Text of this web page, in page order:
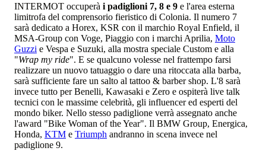
INTERMOT occuperà i padiglioni 7, 8 e 9 e l'area esterna
limitrofa del comprensorio fieristico di Colonia. Il numero 7
sarà dedicato a Horex, KSR con il marchio Royal Enfield, il
MSA-Group con Voge, Piaggio con i marchi Aprilia, Moto
Guzzi e Vespa e Suzuki, alla mostra speciale Custom e alla
"Wrap my ride". E se qualcuno volesse nel frattempo farsi
realizzare un nuovo tatuaggio o dare una ritoccata alla barba,
sarà sufficiente fare un salto al tattoo & barber shop. L'8 sarà
invece tutto per Benelli, Kawasaki e Zero e ospiterà live talk
tecnici con le massime celebrità, gli influencer ed esperti del
mondo biker. Nello stesso padiglione verrà assegnato anche
l'award "Bike Woman of the Year". Il BMW Group, Energica,
Honda, KTM e Triumph andranno in scena invece nel
padiglione 9.